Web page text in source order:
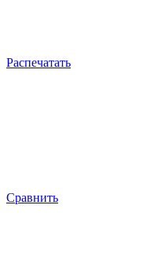
Распечатать
Сравнить